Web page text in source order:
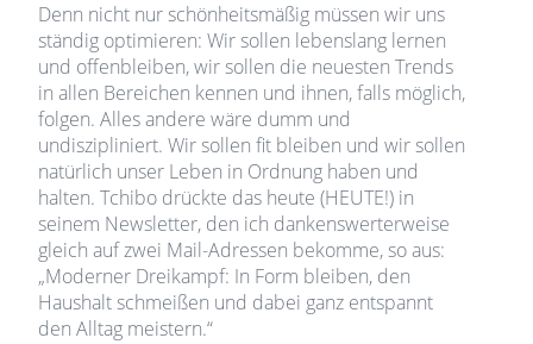
Denn nicht nur schönheitsmäßig müssen wir uns
ständig optimieren: Wir sollen lebenslang lernen
und offenbleiben, wir sollen die neuesten Trends
in allen Bereichen kennen und ihnen, falls möglich,
folgen. Alles andere wäre dumm und
undiszipliniert. Wir sollen fit bleiben und wir sollen
natürlich unser Leben in Ordnung haben und
halten. Tchibo drückte das heute (HEUTE!) in
seinem Newsletter, den ich dankenswerterweise
gleich auf zwei Mail-Adressen bekomme, so aus:
„Moderner Dreikampf: In Form bleiben, den
Haushalt schmeißen und dabei ganz entspannt
den Alltag meistern.“